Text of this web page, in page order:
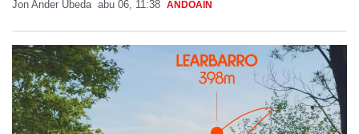
Jon Ander Ubeda abu 06, 11:38 ANDOAIN